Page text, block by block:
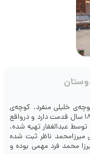
خلیلی منفرد، کوچه‌ی
آقاموسی و در انتهای بن‌بست اول قرار دارد. در نقشه‌ای که 180 سال قدمت دارد و درواقع
عبدالغفار تهیه شده،
میرزامحمد ناظر ثبت شده
محمد فرد مهمی بوده و